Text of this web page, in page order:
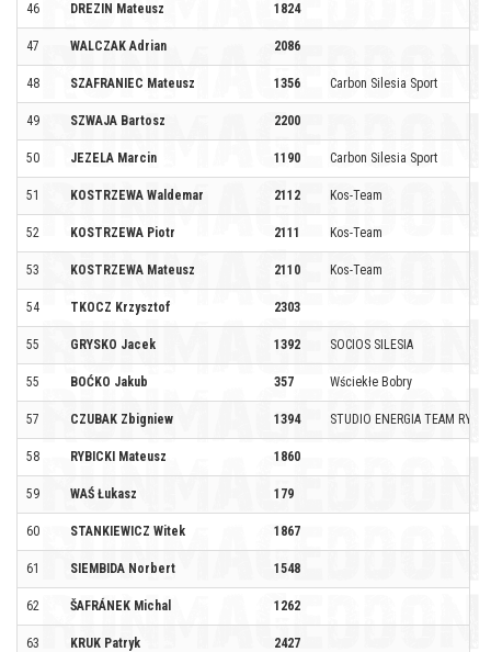
46 DREZIN Mateusz 1824
47 WALCZAK Adrian 2086
48 SZAFRANIEC Mateusz 1356 Carbon Silesia Sport
49 SZWAJA Bartosz 2200
50 JEZELA Marcin 1190 Carbon Silesia Sport
51 KOSTRZEWA Waldemar 2112 Kos-Team
52 KOSTRZEWA Piotr 2111 Kos-Team
53 KOSTRZEWA Mateusz 2110 Kos-Team
54 TKOCZ Krzysztof 2303
55 GRYSKO Jacek 1392 SOCIOS SILESIA
55 BOĆKO Jakub 357 Wściekłe Bobry
57 CZUBAK Zbigniew 1394 STUDIO ENERGIA TEAM
58 RYBICKI Mateusz 1860
59 WAŚ Łukasz 179
60 STANKIEWICZ Witek 1867
61 SIEMBIDA Norbert 1548
62 ŠAFRÁNEK Michal 1262
63 KRUK Patryk 2427